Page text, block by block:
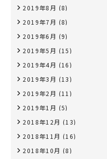
2019年8月 (8)
2019年7月 (8)
2019年6月 (9)
2019年5月 (15)
2019年4月 (16)
2019年3月 (13)
2019年2月 (11)
2019年1月 (5)
2018年12月 (13)
2018年11月 (16)
2018年10月 (8)